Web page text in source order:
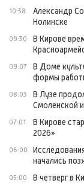
10:38
Александр
Нолинске
09:30
В Кирове
09:07
В Доме
формы
08:03
В Лузе
Смоленской
07:01
В Кирове
2026»
06:00
начались
05:00
В четверг в